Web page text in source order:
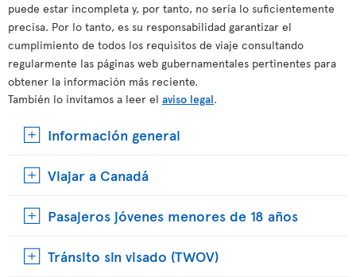
puede estar incompleta y, por tanto, no sería lo suficientemente
precisa. Por lo tanto, es su responsabilidad garantizar el
cumplimiento de todos los requisitos de viaje consultando
regularmente las páginas web gubernamentales pertinentes para
obtener la información más reciente.
También lo invitamos a leer el aviso legal.
Información general
Viajar a Canadá
Pasajeros jóvenes menores de 18 años
Tránsito sin visado (TWOV)